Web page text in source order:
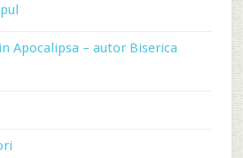
Apocalipsa – autor Biserica